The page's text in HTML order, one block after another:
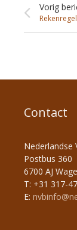
Vorig
Contact
Nederlandse
Postbus 360
6700 AJ
T: +31 317-
E: